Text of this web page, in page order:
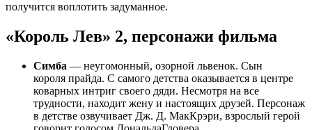
получится воплотить задуманное.
«Король Лев» 2, персонажи фильма
Симба — неугомонный, озорной львенок. Сын
короля прайда. С самого детства оказывается в центре
коварных интриг своего дяди. Несмотря на все
трудности, находит жену и настоящих друзей. Персонаж
в детстве озвучивает Дж. Д. МакКрэри, взрослый герой